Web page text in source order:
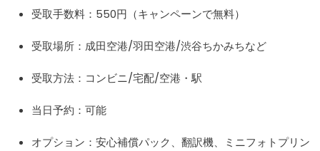
受取手数料：550円（キャンペーンで無料）
受取場所：成田空港/羽田空港/渋谷ちかみちなど
受取方法：コンビニ/宅配/空港・駅
当日予約：可能
オプション：安心補償パック、翻訳機、ミニフォトプリン